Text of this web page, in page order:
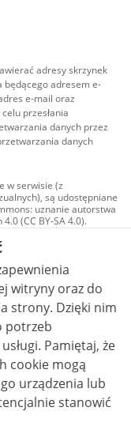
adresy skrzynek
będącego adresem e-
e-mail oraz
przesłania
danych przez
danych
w serwisie (z
są udostępniane
uznanie autorstwa
(CC BY-SA 4.0).
zdjęcia, materiały
na licencji typu
użycie
4.0 (CC BY-
inaczej.
witryny oraz do
nim
potrzeb
że
cookie mogą
urządzenia lub
stanowić